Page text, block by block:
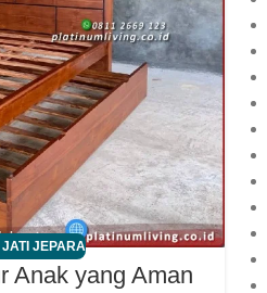
JEPARA
Anak yang Aman